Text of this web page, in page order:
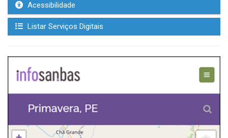
Acessibilidade
Listar Serviços Digitais